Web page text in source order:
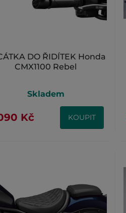
DO ŘIDÍTEK Honda
CMX1100 Rebel
Skladem
Kč KOUPIT